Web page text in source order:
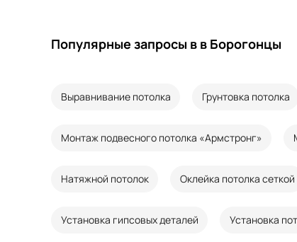
Популярные запросы в в Борогонцы
Выравнивание потолка Грунтовка потолка
Монтаж подвесного потолка «Армстронг»
Натяжной потолок Оклейка потолка сеткой
Установка гипсовых деталей Установка